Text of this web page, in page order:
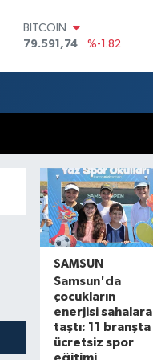
BITCOIN
79.591,74
%-1.82
G.ALTIN
6862,09000
%0.19
BİST100
14.598,00
%0
SAMSUN
Samsun'da
çocukların
enerjisi sahalara
taştı: 11 branşta
ücretsiz spor